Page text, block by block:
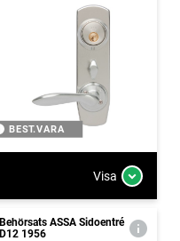
BEST.VARA
Visa
Behörsats ASSA Sidoentré
D12 1956